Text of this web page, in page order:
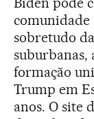
comunidade
sobretudo
suburbanas,
formação
Trump em
anos. O site